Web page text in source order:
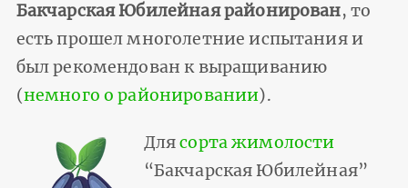
Бакчарская Юбилейная районирован, то
есть прошел многолетние испытания и
был рекомендован к выращиванию
(немного о районировании).
Длясорта жимолости
“Бакчарская Юбилейная”